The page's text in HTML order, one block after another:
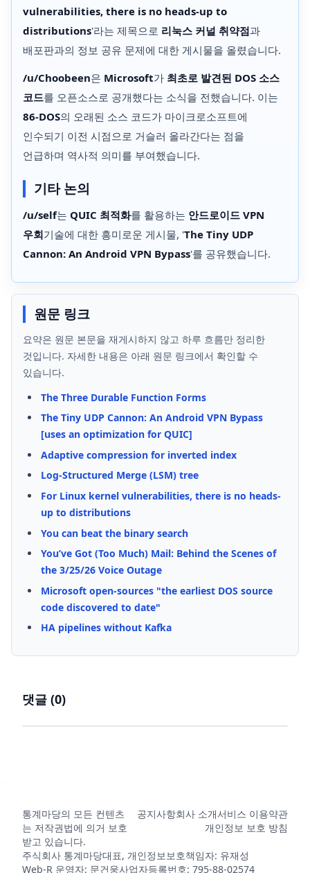
vulnerabilities, there is no heads-up to
distributions'라는 제목으로 리눅스 커널 취약점과
배포판과의 정보 공유 문제에 대한 게시물을 올렸습니다.
/u/Choobeen은 Microsoft가 최초로 발견된 DOS 소스
코드를 오픈소스로 공개했다는 소식을 전했습니다. 이는
86-DOS의 오래된 소스 코드가 마이크로소프트에
인수되기 이전 시점으로 거슬러 올라간다는 점을
언급하며 역사적 의미를 부여했습니다.
기타 논의
/u/self는 QUIC 최적화를 활용하는 안드로이드 VPN
우회기술에 대한 흥미로운 게시물, 'The Tiny UDP
Cannon: An Android VPN Bypass'를 공유했습니다.
원문 링크
요약은 원문 본문을 재게시하지 않고 하루 흐름만 정리한
것입니다. 자세한 내용은 아래 원문 링크에서 확인할 수
있습니다.
The Three Durable Function Forms
The Tiny UDP Cannon: An Android VPN Bypass
[uses an optimization for QUIC]
Adaptive compression for inverted index
Log-Structured Merge (LSM) tree
For Linux kernel vulnerabilities, there is no heads-
up to distributions
You can beat the binary search
You’ve Got (Too Much) Mail: Behind the Scenes of
the 3/25/26 Voice Outage
Microsoft open-sources "the earliest DOS source
code discovered to date"
HA pipelines without Kafka
댓글 (0)
통계마당의 모든 컨텐츠
는 저작권법에 의거 보호
받고 있습니다.
공지사항회사 소개서비스 이용약관
개인정보 보호 방침
주식회사 통계마당대표, 개인정보보호책임자: 유재성
Web-R 운영자: 문건웅사업자등록번호: 795-88-02574